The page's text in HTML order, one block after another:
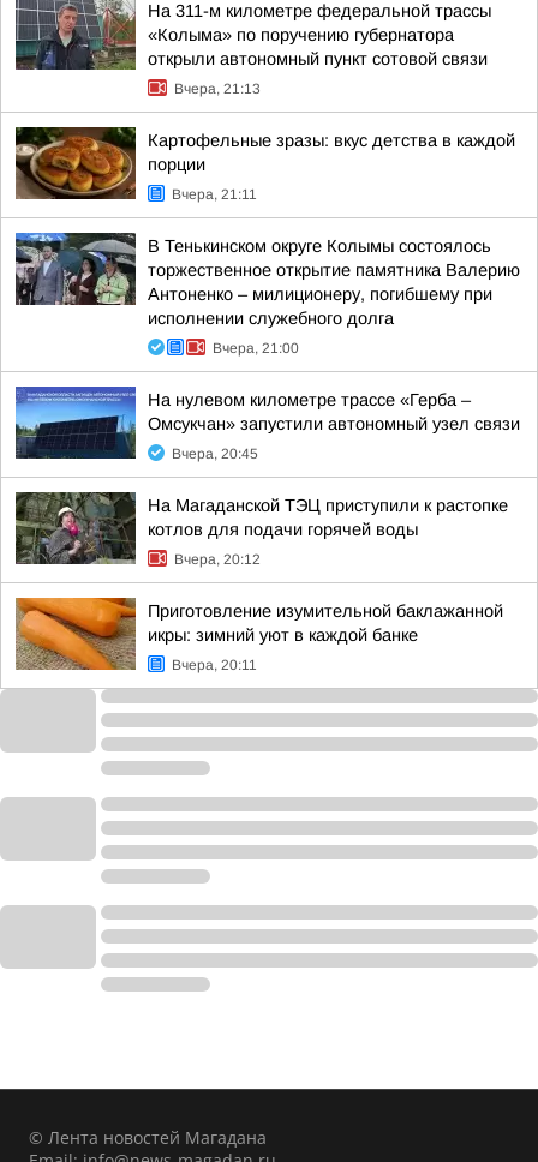
На 311-м километре федеральной трассы
«Колыма» по поручению губернатора
открыли автономный пункт сотовой связи
Вчера, 21:13
Картофельные зразы: вкус детства в каждой
порции
Вчера, 21:11
В Тенькинском округе Колымы состоялось
торжественное открытие памятника Валерию
Антоненко – милиционеру, погибшему при
исполнении служебного долга
Вчера, 21:00
На нулевом километре трассе «Герба –
Омсукчан» запустили автономный узел связи
Вчера, 20:45
На Магаданской ТЭЦ приступили к растопке
котлов для подачи горячей воды
Вчера, 20:12
Приготовление изумительной баклажанной
икры: зимний уют в каждой банке
Вчера, 20:11
© Лента новостей Магадана